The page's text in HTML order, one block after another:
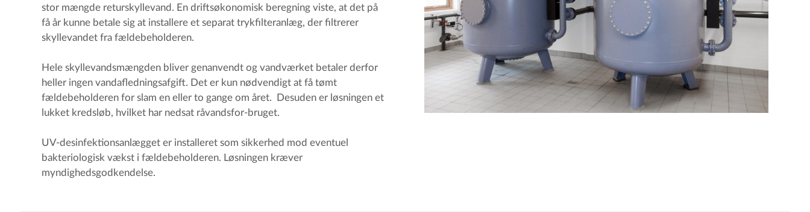
stor mængde returskyllevand. En driftsøkonomisk beregning viste, at det på
få år kunne betale sig at installere et separat trykfilteranlæg, der filtrerer
skyllevandet fra fældebeholderen.
Hele skyllevandsmængden bliver genanvendt og vandværket betaler derfor
heller ingen vandafledningsafgift. Det er kun nødvendigt at få tømt
fældebeholderen for slam en eller to gange om året. Desuden er løsningen et
lukket kredsløb, hvilket har nedsat råvandsfor-bruget.
UV-desinfektionsanlægget er installeret som sikkerhed mod eventuel
bakteriologisk vækst i fældebeholderen. Løsningen kræver
myndighedsgodkendelse.